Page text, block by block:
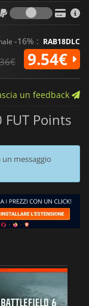
-16% : RAB18DLC
9.54€
un feedback
FUT Points
messaggio